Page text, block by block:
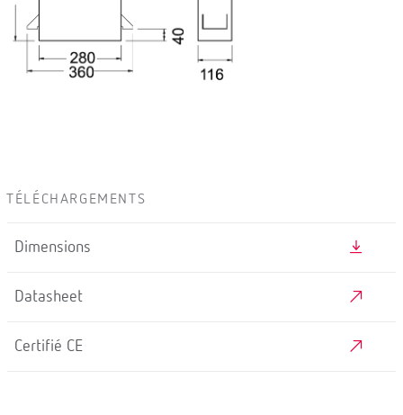
TÉLÉCHARGEMENTS
Dimensions
Datasheet
Certifié CE